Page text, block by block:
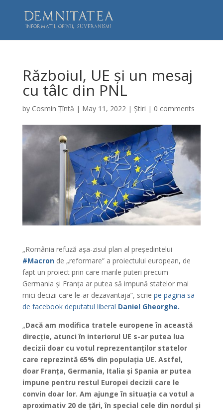
Războiul, UE și un mesaj
cu tâlc din PNL
by Cosmin Țîntă | May 11, 2022| Știri | 0 comments
„România refuză așa-zisul plan al președintelui
#Macronde „reformare” a proiectului european, de
fapt un proiect prin care marile puteri precum
Germania și Franța ar putea să impună statelor mai
mici decizii care le-ar dezavantaja”, scrie pe pagina sa
de facebook deputatul liberal Daniel Gheorghe.
„Dacă am modifica tratele europene în această
direcție, atunci în interiorul UE s-ar putea lua
decizii doar cu votul reprezentanților statelor
care reprezintă 65% din populația UE. Astfel,
doar Franța, Germania, Italia și Spania ar putea
impune pentru restul Europei decizii care le
convin doar lor. Am ajunge în situația ca votul a
aproximativ 20 de țări, în special cele din nordul și